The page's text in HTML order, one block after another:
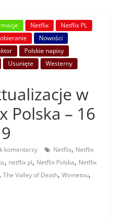
Netflix
Netflix PL
Nowości
Polskie napisy
Usunięte
Westerny
w
Polska – 16
komentarzy Netflix, Netflix
, netflix pl, Netflix Polska, Netflix
,The Valley of Death,Winnetou,